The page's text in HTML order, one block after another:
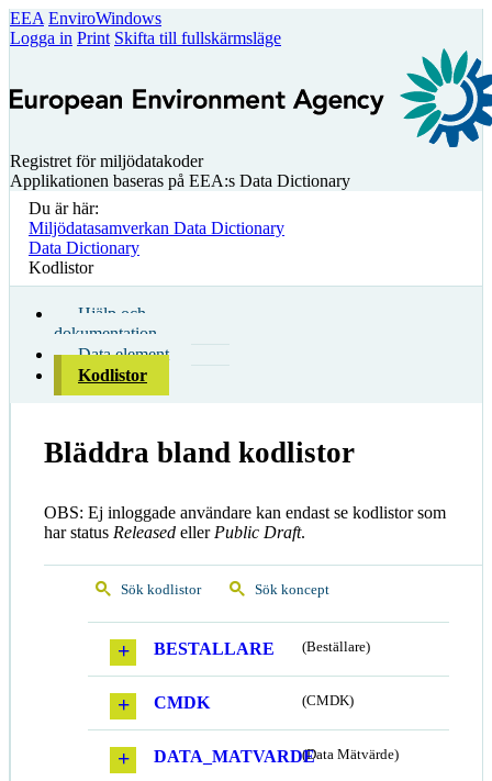
EEA EnviroWindows
Logga in Print Skifta till fullskärmsläge
Registret för miljödatakoder
Applikationen baseras på EEA:s Data Dictionary
Du är här:
Miljödatasamverkan Data Dictionary
Data Dictionary
Kodlistor
Hjälp och
dokumentation
Data element
Kodlistor
Bläddra bland kodlistor
OBS: Ej inloggade användare kan endast se kodlistor som
har status Released eller Public Draft.
Sök kodlistor Sök koncept
BESTALLARE (Beställare)
CMDK (CMDK)
DATA_MATVARDE(Data Mätvärde)